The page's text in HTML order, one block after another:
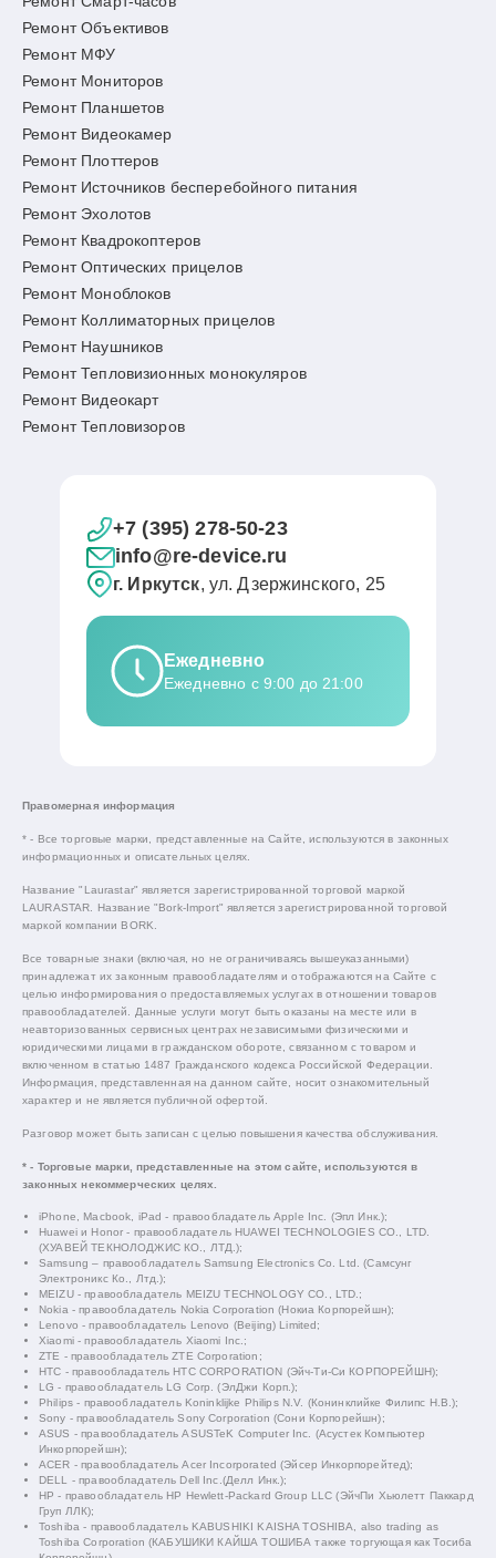
Ремонт Объективов
Ремонт МФУ
Ремонт Мониторов
Ремонт Планшетов
Ремонт Видеокамер
Ремонт Плоттеров
Ремонт Источников бесперебойного питания
Ремонт Эхолотов
Ремонт Квадрокоптеров
Ремонт Оптических прицелов
Ремонт Моноблоков
Ремонт Коллиматорных прицелов
Ремонт Наушников
Ремонт Тепловизионных монокуляров
Ремонт Видеокарт
Ремонт Тепловизоров
+7 (395) 278-50-23
info@re-device.ru
г. Иркутск, ул. Дзержинского, 25
Ежедневно
Ежедневно с 9:00 до 21:00
Правомерная информация
* - Все торговые марки, представленные на Сайте, используются в законных
информационных и описательных целях.
Название "Laurastar" является зарегистрированной торговой маркой
LAURASTAR. Название "Bork-Import" является зарегистрированной торговой
маркой компании BORK.
Все товарные знаки (включая, но не ограничиваясь вышеуказанными)
принадлежат их законным правообладателям и отображаются на Сайте с
целью информирования о предоставляемых услугах в отношении товаров
правообладателей. Данные услуги могут быть оказаны на месте или в
неавторизованных сервисных центрах независимыми физическими и
юридическими лицами в гражданском обороте, связанном с товаром и
включенном в статью 1487 Гражданского кодекса Российской Федерации.
Информация, представленная на данном сайте, носит ознакомительный
характер и не является публичной офертой.
Разговор может быть записан с целью повышения качества обслуживания.
* - Торговые марки, представленные на этом сайте, используются в
законных некоммерческих целях.
iPhone, Macbook, iPad - правообладатель Apple Inc. (Эпл Инк.);
Huawei и Honor - правообладатель HUAWEI TECHNOLOGIES CO., LTD.
(ХУАВЕЙ ТЕКНОЛОДЖИС КО., ЛТД.);
Samsung – правообладатель Samsung Electronics Co. Ltd. (Самсунг
Электроникс Ко., Лтд.);
MEIZU - правообладатель MEIZU TECHNOLOGY CO., LTD.;
Nokia - правообладатель Nokia Corporation (Нокиа Корпорейшн);
Lenovo - правообладатель Lenovo (Beijing) Limited;
Xiaomi - правообладатель Xiaomi Inc.;
ZTE - правообладатель ZTE Corporation;
HTC - правообладатель HTC CORPORATION (Эйч-Ти-Си КОРПОРЕЙШН);
LG - правообладатель LG Corp. (ЭлДжи Корп.);
Philips - правообладатель Koninklijke Philips N.V. (Конинклийке Филипс Н.В.);
Sony - правообладатель Sony Corporation (Сони Корпорейшн);
ASUS - правообладатель ASUSTeK Computer Inc. (Асустек Компьютер
Инкорпорейшн);
ACER - правообладатель Acer Incorporated (Эйсер Инкорпорейтед);
DELL - правообладатель Dell Inc.(Делл Инк.);
HP - правообладатель HP Hewlett-Packard Group LLC (ЭйчПи Хьюлетт Паккард
Груп ЛЛК);
Toshiba - правообладатель KABUSHIKI KAISHA TOSHIBA, also trading as
Toshiba Corporation (КАБУШИКИ КАЙША ТОШИБА также торгующая как Тосиба